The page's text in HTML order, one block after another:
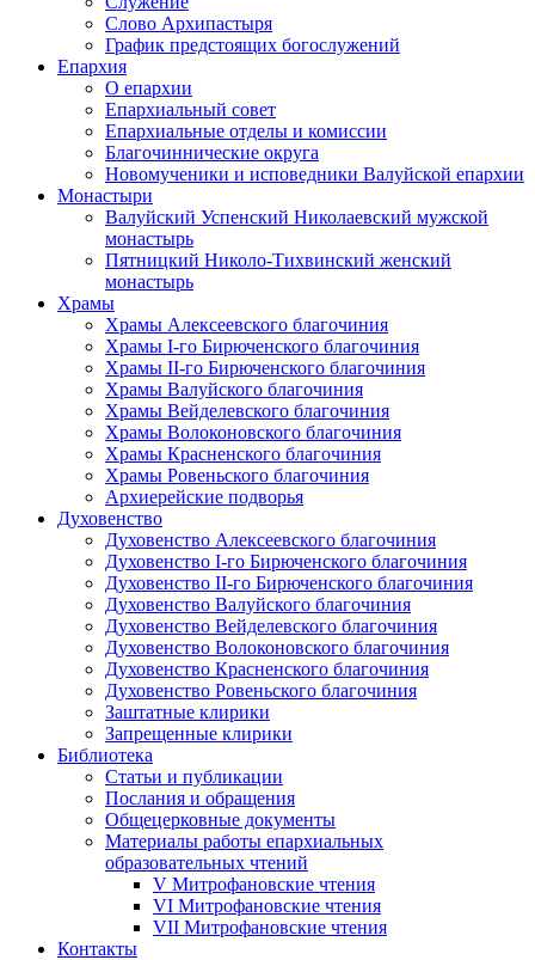
Слово Архипастыря
График предстоящих богослужений
Епархия
О епархии
Епархиальный совет
Епархиальные отделы и комиссии
Благочиннические округа
Новомученики и исповедники Валуйской епархии
Монастыри
Валуйский Успенский Николаевский мужской
монастырь
Пятницкий Николо-Тихвинский женский
монастырь
Храмы
Храмы Алексеевского благочиния
Храмы I-го Бирюченского благочиния
Храмы II-го Бирюченского благочиния
Храмы Валуйского благочиния
Храмы Вейделевского благочиния
Храмы Волоконовского благочиния
Храмы Красненского благочиния
Храмы Ровеньского благочиния
Архиерейские подворья
Духовенство
Духовенство Алексеевского благочиния
Духовенство I-го Бирюченского благочиния
Духовенство II-го Бирюченского благочиния
Духовенство Валуйского благочиния
Духовенство Вейделевского благочиния
Духовенство Волоконовского благочиния
Духовенство Красненского благочиния
Духовенство Ровеньского благочиния
Заштатные клирики
Запрещенные клирики
Библиотека
Статьи и публикации
Послания и обращения
Общецерковные документы
Материалы работы епархиальных
образовательных чтений
V Митрофановские чтения
VI Митрофановские чтения
VII Митрофановские чтения
Контакты